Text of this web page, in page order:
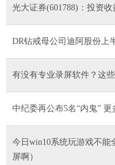
光大证券(601788)：投资
DR钻戒母公司迪阿股份上
有没有专业录屏软件？这
中纪委再公布5名“内鬼” 更
今日win10系统玩游戏不能
屏啊）